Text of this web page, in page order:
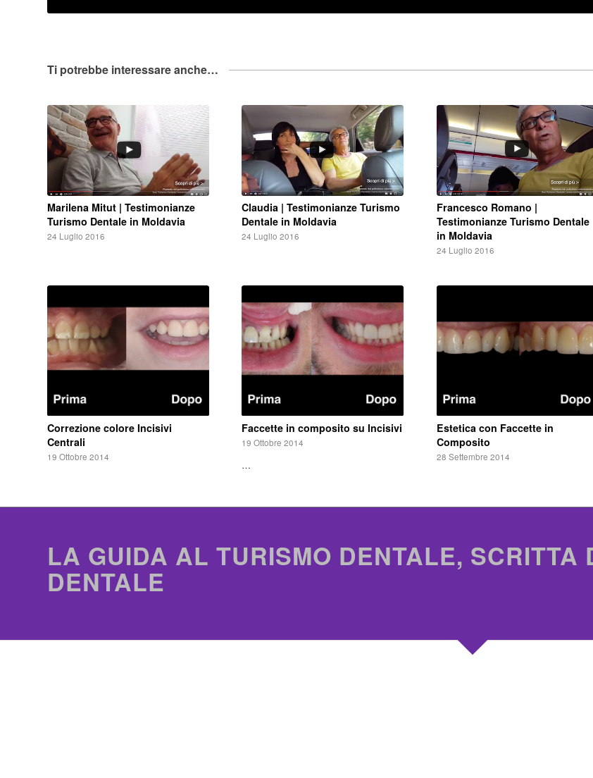
Ti potrebbe interessare anche…
Marilena Mitut | Testimonianze
Turismo Dentale in Moldavia
24 Luglio 2016
Claudia | Testimonianze Turismo
Dentale in Moldavia
24 Luglio 2016
Francesco Romano |
Testimonianze Turismo Dentale
in Moldavia
24 Luglio 2016
Correzione colore Incisivi
Centrali
19 Ottobre 2014
Faccette in composito su Incisivi
19 Ottobre 2014
…
Estetica con Faccette in
Composito
28 Settembre 2014
LA GUIDA AL TURISMO DENTALE, SCRITTA
DENTALE